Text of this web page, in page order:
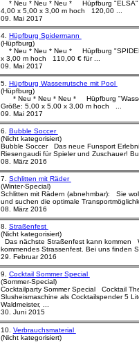
4,00 x 5,00 x 3,00 m hoch 120,00 ...
09. Mai 2017
4. Hüpfburg Spidermann
(Hüpfburg)
x 3,00 m hoch 110,00 € für ...
09. Mai 2017
5. Hüpfburg Wasserrutsche mit Pool
(Hüpfburg)
09. Mai 2017
6. Bubble Soccer
(Nicht kategorisiert)
Bubble Soccer Das neue Funsport Erlebnis für Ihr Sportfest, Firmenfeier, Sportwoche usw. eine
08. März 2016
7. Schlitten mit Räder
(Winter-Special)
Schlitten mit Rädern (abnehmbar): Sie wollen mit Ihren Kleinen in den Ski- bzw. Winterurlaub
und suchen die optimale
08. März 2016
8. Straßenfest
(Nicht kategorisiert)
kommendes Strassenfest. Bei uns finden
29. Februar 2016
9. Cocktail Sommer Special
(Sommer-Special)
Cocktailparty Sommer Special Cocktail Theke mit LED Beleuchtung und Cocktailschild
Slusheismaschine als Cocktailspender 5 Liter Slusheisfertigmischung (nach Wahl) z.B.
Waldmeister, ...
30. Juni 2015
10. Verbrauchsmaterial
(Nicht kategorisiert)